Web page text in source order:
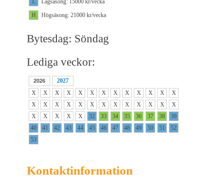
H
Högsäsong: 21000 kr/vecka
Bytesdag: Söndag
Lediga veckor:
2026
2027
X
X X X X X X X X X X X
X
X
X X X X X X X X X X X
X
X
X X X X 32 33 34 35 36 37 38
39
40
41 42 43 44 45 46 47 48 49 50 51
52
53
Kontaktinformation